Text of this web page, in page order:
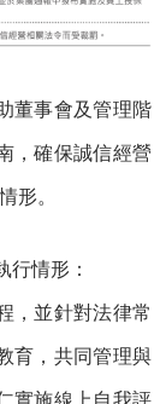
董事會及管理階
，確保誠信經營
形。
行情形：
，並針對法律常
育，共同管理與